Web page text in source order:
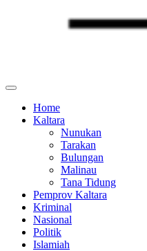
Home
Kaltara
Nunukan
Tarakan
Bulungan
Malinau
Tana Tidung
Pemprov Kaltara
Kriminal
Nasional
Politik
Islamiah